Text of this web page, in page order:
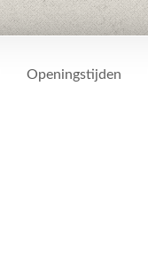
Openingstijden